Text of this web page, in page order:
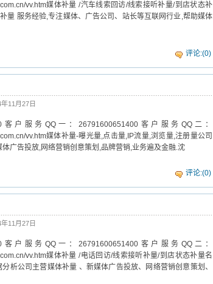
vv.htm媒体补量 /汽车线索回访/线索接听补量/到店状态补
量 服务经验,专注媒体、广告公司、站长等互联网行业,帮助媒体
评论:(0)
11月27日
服务QQ一：26791600651400客户服务QQ二：
vv.htm媒体补量-曝光量,点击量,IP流量,浏览量,注册量公司
广告投放,网络营销创意策划,品牌营销,业务遍及金融.沈
评论:(0)
11月27日
服务QQ一：26791600651400客户服务QQ二：
vv.htm媒体补量 /电话回访/线索接听补量/到店状态补量名
析公司主营媒体补量 、新媒体广告投放、网络营销创意策划、